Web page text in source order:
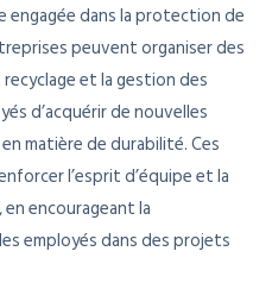
engagée dans la protection de
peuvent organiser des
et la gestion des
d’acquérir de nouvelles
matière de durabilité. Ces
l’esprit d’équipe et la
encourageant la
employés dans des projets